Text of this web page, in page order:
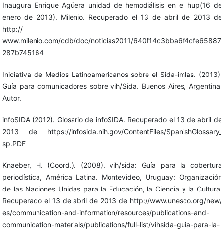
Inaugura Enrique Agüera unidad de hemodiálisis en el hup(16
enero de 2013). Milenio. Recuperado el 13 de abril de 2013
http://
www.milenio.com/cdb/doc/noticias2011/640f14c3bba6f4cfe65887
287b745164
Iniciativa de Medios Latinoamericanos sobre el Sida-imlas.
Guía para comunicadores sobre vih/Sida. Buenos Aires,
Autor.
infoSIDA (2012). Glosario de infoSIDA. Recuperado el 13 de abril
2013 de https://infosida.nih.gov/ContentFiles/
sp.PDF
Knaeber, H. (Coord.). (2008). vih/sida: Guía para la
periodística, América Latina. Montevideo, Uruguay:
de las Naciones Unidas para la Educación, la Ciencia y la
Recuperado el 13 de abril de 2013 de http://www.unesco.org/
es/communication-and-information/resources/publications-and-
communication-materials/publications/full-list/vihsida-guia-para-la-